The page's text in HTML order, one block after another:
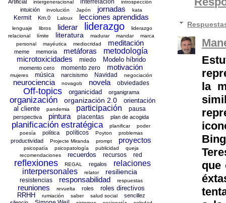
la
que
Artificial
intergeneracional introspección
intuición involución Japón jornadas kata
Kermit Km.0 Laloux lecciones aprendidas
lenguaje libros liderar liderazgo
liderazgo
relacional
límite literatura madurar mandar
marca
personal
mayéutica mediocridad meditación
meme memoria metáforas
metodología
microtoxicidades
miedo Modelo híbrido
momento cero momento zero motivación
mujeres música narcisismo Navidad negociación
neurociencia novagob novela obviedades
Off-topics organicidad organigrama
organización organización 2.0
orientación
al cliente
pandemia participación pausa
perspectiva pintura placentas plan de acogida
planificación estratégica planificar
poder
poesía
política políticos Poyton problemas
productividad Projecte Miranda prompt proyectos
psicopatía psicopatología publicidad
queja
recomendaciones
recuerdos recursos red
reflexiones REGAL regalos
relaciones
interpersonales
relator resiliencia
resistencias responsabilidad respuestas
reuniones revuelta roles
roles directivos
RRHH
rumiación saber salud social
sencillez